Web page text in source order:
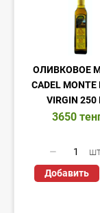
ОЛИВКОВОЕ
CADEL MONTE
VIRGIN
3650
Добавить